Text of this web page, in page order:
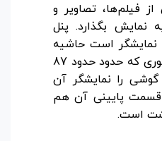
از فیلم‌ها، تصاویر و
نمایش بگذارد. پنل
نمایشگر است حاشیه
بسیار کمی دارد، به طوری که حدود حدود 87
را نمایشگر آن
پایینی آن هم
است.